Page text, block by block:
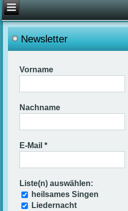
Newsletter
Vorname
Nachname
E-Mail*
Liste(n) auswählen:
heilsames Singen
Liedernacht